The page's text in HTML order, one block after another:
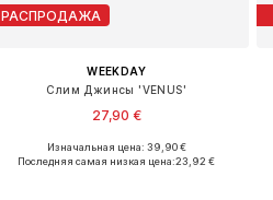
РАСПРОДАЖА
WEEKDAY
Слим Джинсы 'VENUS'
27,90 €
Доступно множество размеров
Изначальная цена: 39,90 €
Последняя самая низкая цена:23,92 €